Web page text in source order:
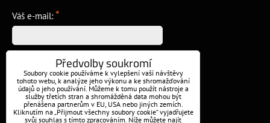
Váš e-mail: *
Předvolby soukromí
Soubory cookie používáme k vylepšení vaší návštěvy
tohoto webu, k analýze jeho výkonu a ke shromažďování
údajů o jeho používání. Můžeme k tomu použít nástroje a
služby třetích stran a shromážděná data mohou být
přenášena partnerům v EU, USA nebo jiných zemích.
Kliknutím na „Přijmout všechny soubory cookie“ vyjadřujete
svůj souhlas s tímto zpracováním. Níže můžete najít